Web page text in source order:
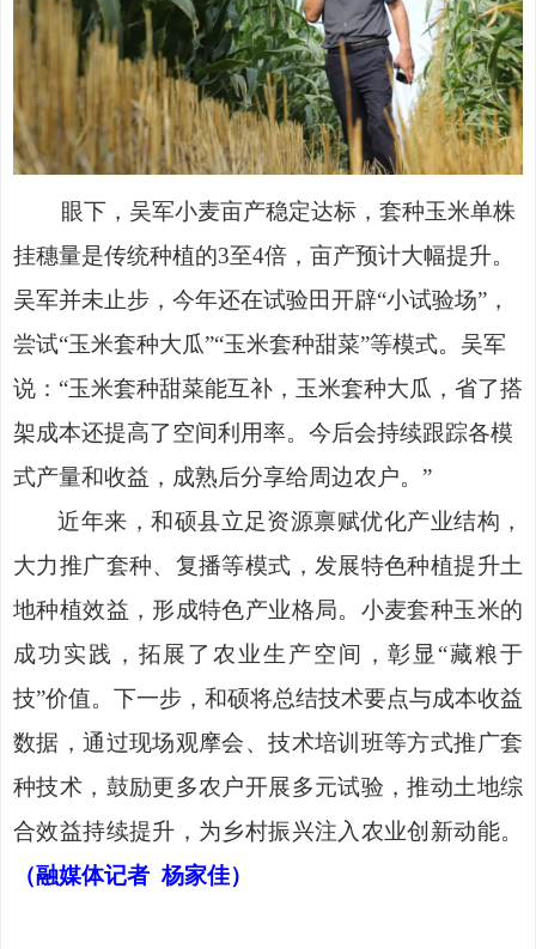
眼下，吴军小麦亩产稳定达标，套种玉米单株
挂穗量是传统种植的3至4倍，亩产预计大幅提升。
吴军并未止步，今年还在试验田开辟“小试验场”，
尝试“玉米套种大瓜”“玉米套种甜菜”等模式。吴军
说：“玉米套种甜菜能互补，玉米套种大瓜，省了搭
架成本还提高了空间利用率。今后会持续跟踪各模
式产量和收益，成熟后分享给周边农户。”
近年来，和硕县立足资源禀赋优化产业结构，
大力推广套种、复播等模式，发展特色种植提升土
地种植效益，形成特色产业格局。小麦套种玉米的
成功实践，拓展了农业生产空间，彰显 “藏粮于
技”价值。下一步，和硕将总结技术要点与成本收益
数据，通过现场观摩会、技术培训班等方式推广套
种技术，鼓励更多农户开展多元试验，推动土地综
合效益持续提升，为乡村振兴注入农业创新动能。
（融媒体记者杨家佳）